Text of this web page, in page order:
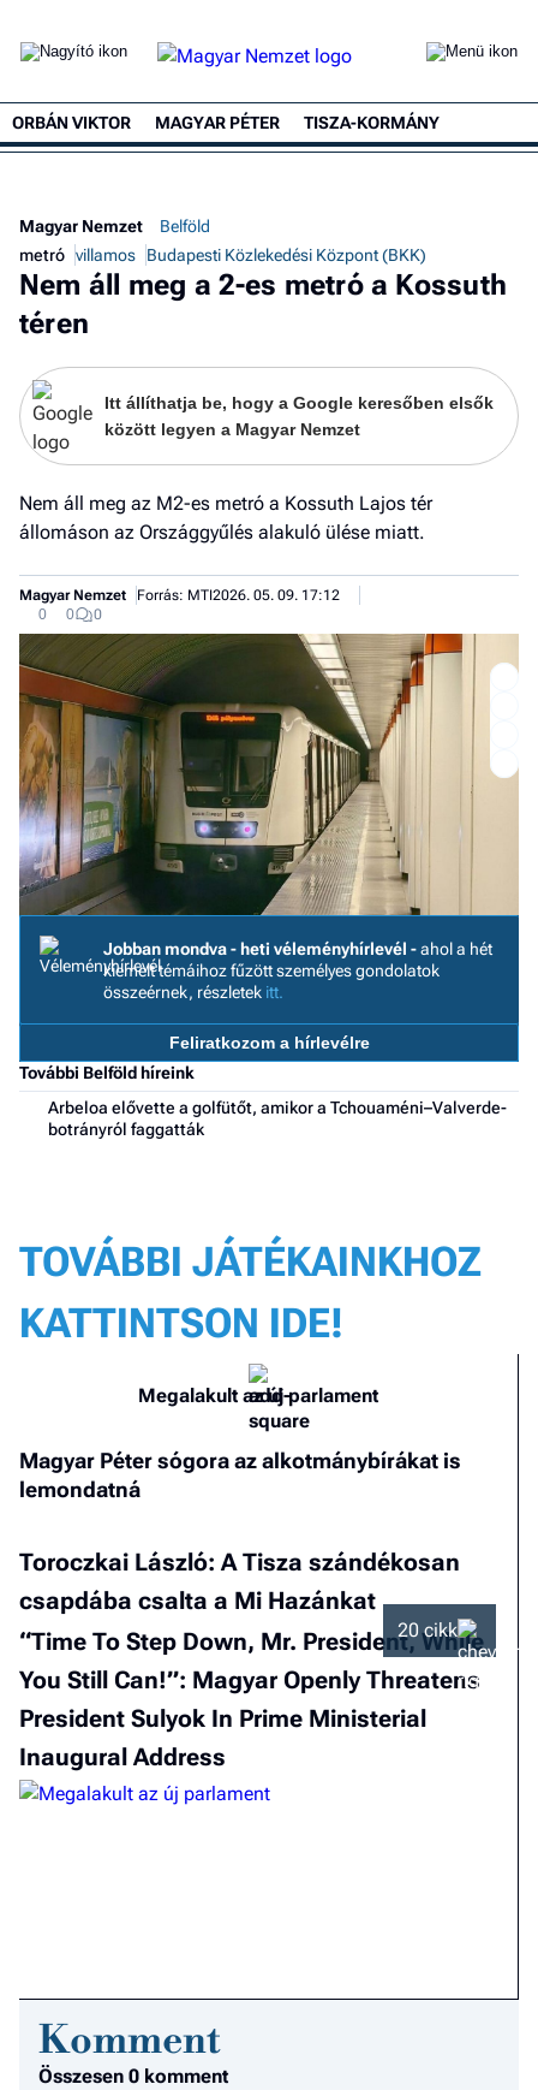
ORBÁN VIKTOR MAGYAR PÉTER TISZA-KORMÁNY
Magyar Nemzet
Belföld
metró villamos Budapesti Közlekedési Központ (BKK)
Nem áll meg a 2-es metró a Kossuth
téren
Itt állíthatja be, hogy a Google keresőben elsők
között legyen a Magyar Nemzet
Nem áll meg az M2-es metró a Kossuth Lajos tér
állomáson az Országgyűlés alakuló ülése miatt.
Magyar Nemzet Forrás: MTI2026. 05. 09. 17:12
0
0 0
Jobban mondva - heti véleményhírlevél -ahol a hét
kiemelt témáihoz fűzött személyes gondolatok
összeérnek, részletek itt.
Feliratkozom a hírlevélre
További Belföld híreink
Arbeloa elővette a golfütőt, amikor a Tchouaméni–Valverde-
botrányról faggatták
TOVÁBBI JÁTÉKAINKHOZ
KATTINTSON IDE!
Megalakult az új parlament
Magyar Péter sógora az alkotmánybírákat is
lemondatná
Toroczkai László: A Tisza szándékosan
csapdába csalta a Mi Hazánkat
“Time To Step Down, Mr. President, While
You Still Can!”: Magyar Openly Threatens
President Sulyok In Prime Ministerial
Inaugural Address
20 cikk
Komment
Összesen 0 komment